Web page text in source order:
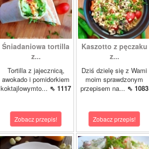
Śniadaniowa tortilla
z...
Tortilla z jajecznicą,
awokado i pomidorkiem
koktajlowymto... ⇖ 1117
Zobacz przepis!
Kaszotto z pęczaku
z...
Dziś dzielę się z Wami
moim sprawdzonym
przepisem na... ⇖ 1083
Zobacz przepis!